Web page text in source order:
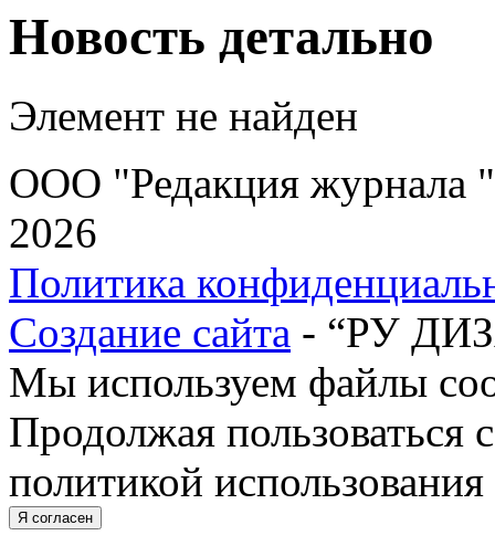
Новость детально
Элемент не найден
ООО "Редакция журнала
2026
Политика
Создание сайта - “РУ
Мы используем файлы
Продолжая пользоваться
политикой
Я согласен